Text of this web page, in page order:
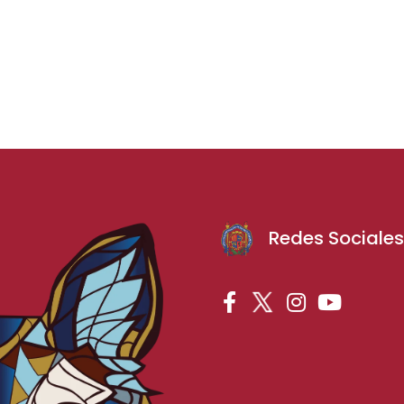
Redes Sociales